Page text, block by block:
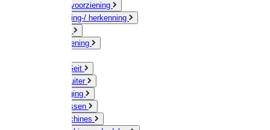
Drinkwatervoorziening
Veemarkering-/ herkenning
Voervoorziening
Schaap / Geit
Paard & Ruiter
Veeverzorging
Scheermessen
Scheermachines